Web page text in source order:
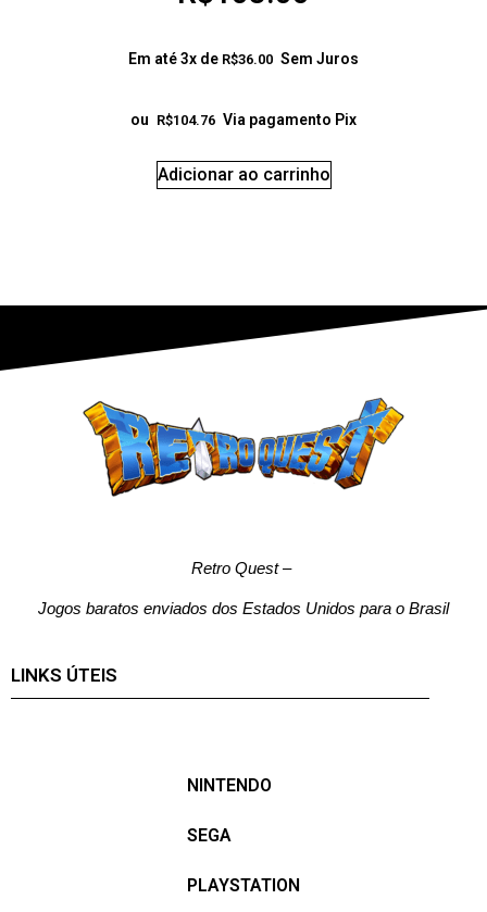
Em até 3x de R$36.00 Sem Juros
ou R$104.76 Via pagamento Pix
Adicionar ao carrinho
Retro Quest–
Jogos baratos enviados dos Estados Unidos para o Brasil
LINKS ÚTEIS
NINTENDO
SEGA
PLAYSTATION